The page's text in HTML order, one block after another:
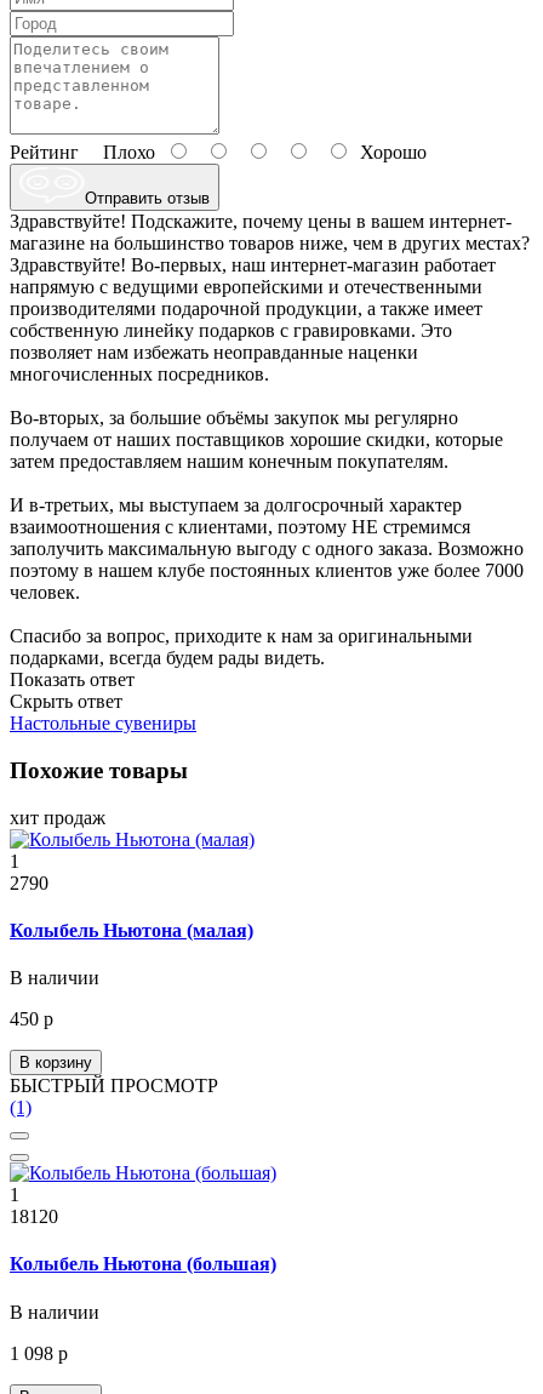
Рейтинг Плохо Хорошо
Отправить отзыв
Здравствуйте! Подскажите, почему цены в вашем интернет-
магазине на большинство товаров ниже, чем в других местах?
Здравствуйте! Во-первых, наш интернет-магазин работает
напрямую с ведущими европейскими и отечественными
производителями подарочной продукции, а также имеет
собственную линейку подарков с гравировками. Это
позволяет нам избежать неоправданные наценки
многочисленных посредников.
Во-вторых, за большие объёмы закупок мы регулярно
получаем от наших поставщиков хорошие скидки, которые
затем предоставляем нашим конечным покупателям.
И в-третьих, мы выступаем за долгосрочный характер
взаимоотношения с клиентами, поэтому НЕ стремимся
заполучить максимальную выгоду с одного заказа. Возможно
поэтому в нашем клубе постоянных клиентов уже более 7000
человек.
Спасибо за вопрос, приходите к нам за оригинальными
подарками, всегда будем рады видеть.
Показать ответ
Скрыть ответ
Настольные сувениры
Похожие товары
хит продаж
1
2790
Колыбель Ньютона (малая)
В наличии
450 р
В корзину
БЫСТРЫЙ ПРОСМОТР
(1)
1
18120
Колыбель Ньютона (большая)
В наличии
1 098 р